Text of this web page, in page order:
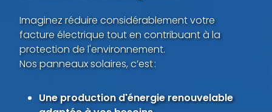
Imaginez réduire considérablement votre
facture électrique tout en contribuant à la
protection de l'environnement.
Nos panneaux solaires, c’est :
Une production d'énergie renouvelable